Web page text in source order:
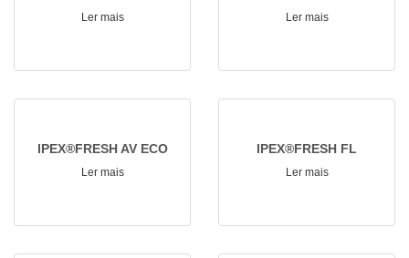
Ler mais Ler mais
IPEX®FRESH AV ECO
Ler mais
IPEX®FRESH FL
Ler mais